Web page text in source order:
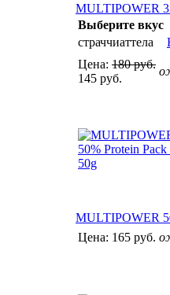
MULTIPOWER
Выберите вкус
страччиаттела
Цена: 180 руб.
145 руб.
MULTIPOWER
Цена: 165 руб.